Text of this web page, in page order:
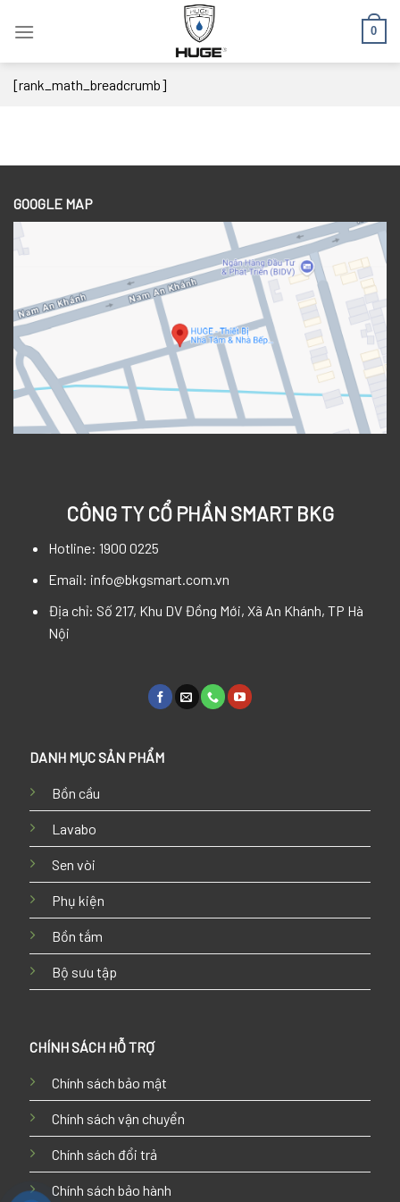
0
[rank_math_breadcrumb]
CÔNG TY CỔ PHẦN SMART BKG
Hotline: 1900 0225
Email: info@bkgsmart.com.vn
Địa chỉ: Số 217, Khu DV Đồng Mới, Xã An Khánh, TP Hà
Nội
DANH MỤC SẢN PHẨM
Bồn cầu
Lavabo
Sen vòi
Phụ kiện
Bồn tắm
Bộ sưu tập
CHÍNH SÁCH HỖ TRỢ
Chính sách bảo mật
Chính sách vận chuyển
Chính sách đổi trả
Chính sách bảo hành
GOOGLE MAP